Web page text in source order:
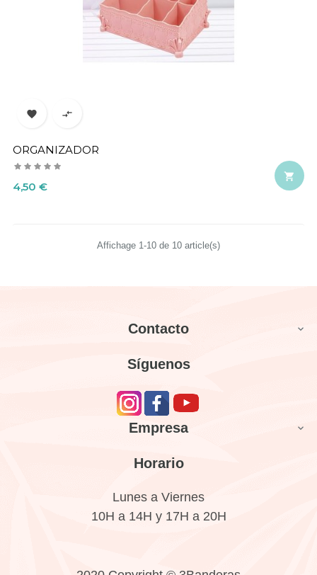
 
ORGANIZADOR
Precio
4,50 €

Affichage 1-10 de 10 article(s)
Contacto 
Síguenos
Empresa 
Horario
Lunes a Viernes
10H a 14H y 17H a 20H